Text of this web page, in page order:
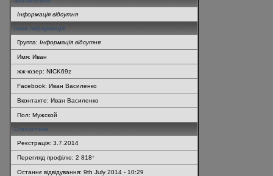
Інформація відсутня
Інша інформація
Группа: Інформація відсутня
Имя: Иван
жж-юзер: NICK69z
Facebook: Иван Василенко
Вконтакте: Иван Василенко
Пол: Мужской
Статистика
Реєстрація: 3.7.2014
Перегляд профілю: 2 818*
Останнє відвідування: 9th July 2014 - 10:29